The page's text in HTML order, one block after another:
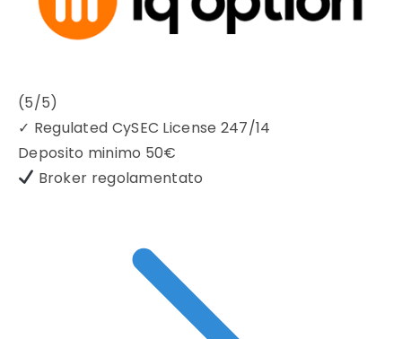
(5/5)
✓ Regulated CySEC License 247/14
Deposito minimo 50€
Broker regolamentato